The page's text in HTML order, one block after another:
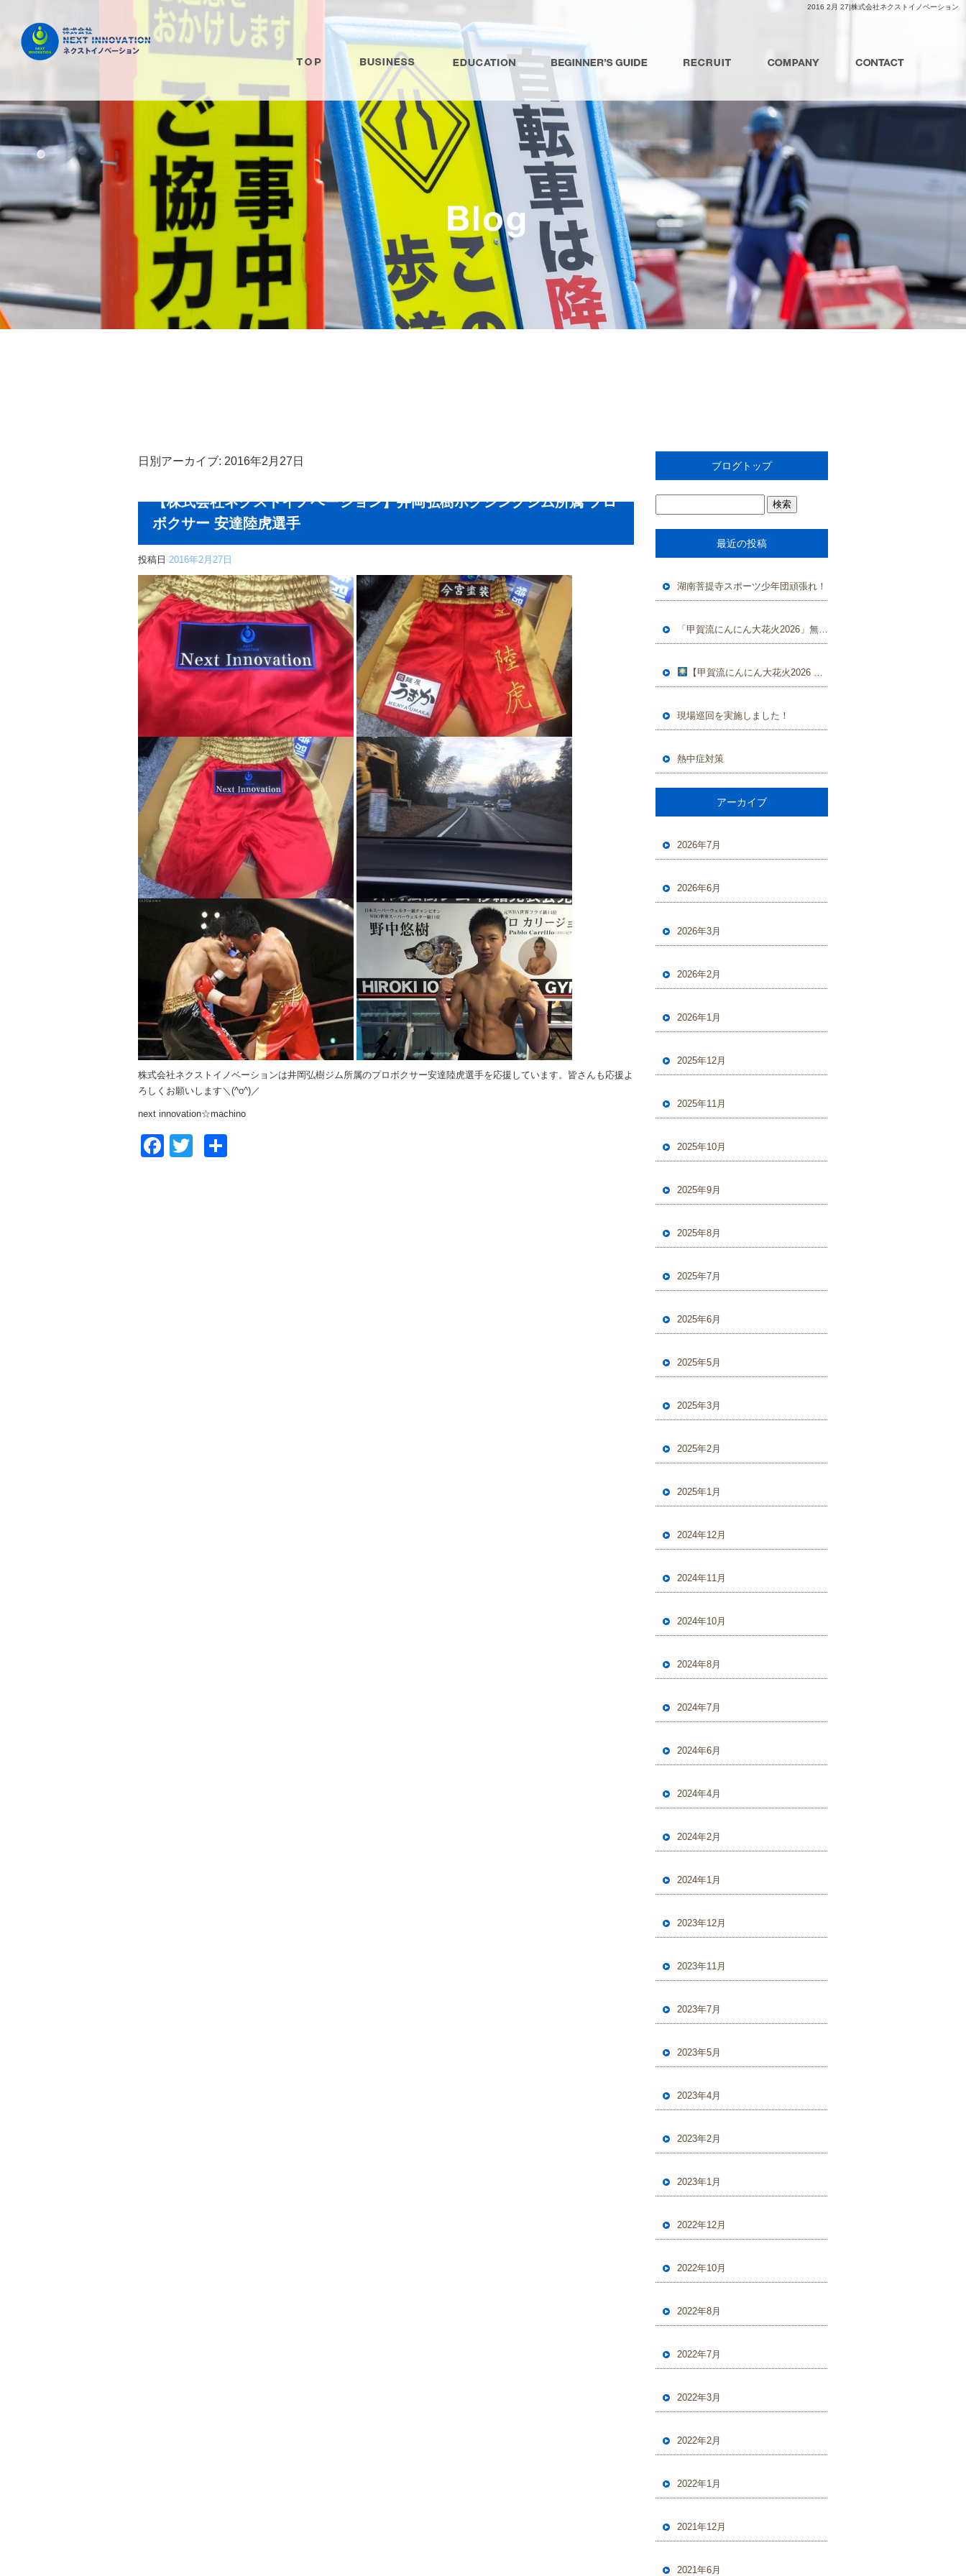
2016 2月 27|株式会社ネクストイノベーション
日別アーカイブ: 2016年2月27日
【株式会社ネクストイノベーション】井岡弘樹ボクシングジム所属 プロ
ボクサー 安達陸虎選手
投稿日 2016年2月27日
株式会社ネクストイノベーションは井岡弘樹ジム所属のプロボクサー安達陸虎選手を応援しています。皆さんも応援よ
ろしくお願いします＼(^o^)／
next innovation☆machino
Facebook
Twitter
ブログトップ
最近の投稿
湖南菩提寺スポーツ少年団頑張れ！
「甲賀流にんにん大花火2026」無事に終了しました。
【甲賀流にんにん大花火2026 開催のお知らせ】
現場巡回を実施しました！
熱中症対策
アーカイブ
2026年7月
2026年6月
2026年3月
2026年2月
2026年1月
2025年12月
2025年11月
2025年10月
2025年9月
2025年8月
2025年7月
2025年6月
2025年5月
2025年3月
2025年2月
2025年1月
2024年12月
2024年11月
2024年10月
2024年8月
2024年7月
2024年6月
2024年4月
2024年2月
2024年1月
2023年12月
2023年11月
2023年7月
2023年5月
2023年4月
2023年2月
2023年1月
2022年12月
2022年10月
2022年8月
2022年7月
2022年3月
2022年2月
2022年1月
2021年12月
2021年6月